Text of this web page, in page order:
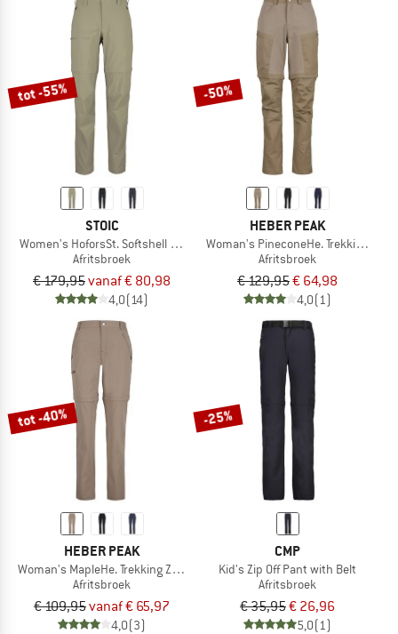
tot -55%
STOIC
Women's HoforsSt. Softshell Zip-Off Pants Light
Afritsbroek
€ 179,95vanaf € 80,98
4,0(14)
-50%
HEBER PEAK
Woman's PineconeHe. Trekking Zip-
Afritsbroek
€ 129,95€ 64,98
4,0(1)
tot -40%
HEBER PEAK
Woman's MapleHe. Trekking Zip-off Pants
Afritsbroek
€ 109,95vanaf € 65,97
4,0(3)
-25%
CMP
Kid's Zip Off Pant with Belt
Afritsbroek
€ 35,95€ 26,96
5,0(1)